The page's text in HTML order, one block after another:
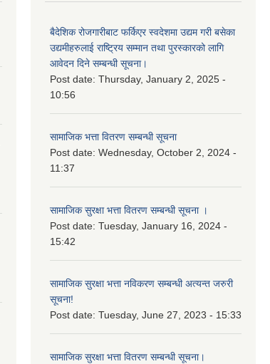
बैदेशिक रोजगारीबाट फर्किएर स्वदेशमा उद्यम गरी बसेका
उद्यमीहरुलाई राष्‍ट्रिय सम्मान तथा पुरस्कारको लागि
आवेदन दिने सम्बन्धी सूचना।
Post date: Thursday, January 2, 2025 -
10:56
सामाजिक भत्ता वितरण सम्बन्धी सूचना
Post date: Wednesday, October 2, 2024 -
11:37
सामाजिक सुरक्षा भत्ता वितरण सम्बन्धी सूचना ।
Post date: Tuesday, January 16, 2024 -
15:42
सामाजिक सुरक्षा भत्ता नविकरण सम्बन्धी अत्यन्त जरुरी
सूचना!
Post date: Tuesday, June 27, 2023 - 15:33
सामाजिक सुरक्षा भत्ता वितरण सम्बन्धी सूचना।